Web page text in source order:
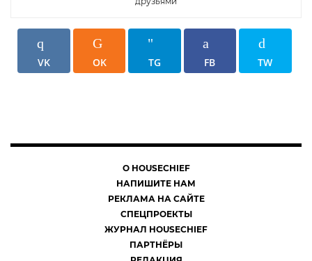
VK OK TG FB TW
О HOUSECHIEF
НАПИШИТЕ НАМ
РЕКЛАМА НА САЙТЕ
СПЕЦПРОЕКТЫ
ЖУРНАЛ HOUSECHIEF
ПАРТНЁРЫ